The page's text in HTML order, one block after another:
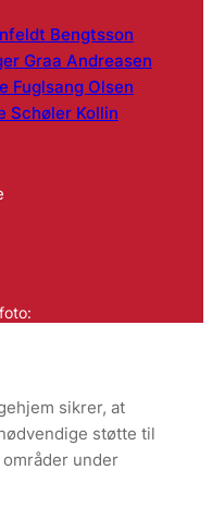
Bengtsson
Graa Andreasen
Fuglsang Olsen
Schøler Kollin
sikrer, at
støtte til
under